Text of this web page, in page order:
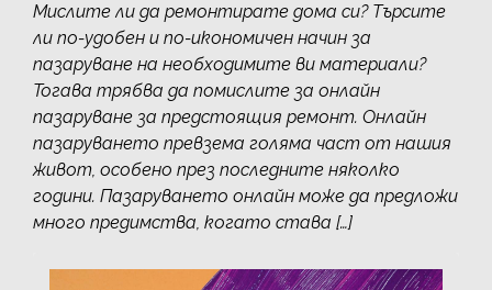
Мислите ли да ремонтирате дома си? Търсите
ли по-удобен и по-икономичен начин за
пазаруване на необходимите ви материали?
Тогава трябва да помислите за онлайн
пазаруване за предстоящия ремонт. Онлайн
пазаруването превзема голяма част от нашия
живот, особено през последните няколко
години. Пазаруването онлайн може да предложи
много предимства, когато става […]